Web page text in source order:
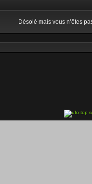
Désolé mais vous n’êtes